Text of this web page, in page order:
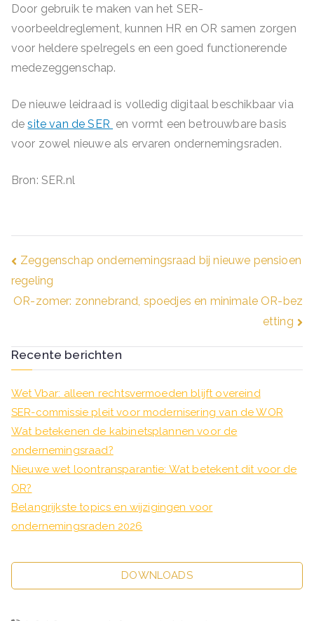
Door gebruik te maken van het SER-
voorbeeldreglement, kunnen HR en OR samen zorgen
voor heldere spelregels en een goed functionerende
medezeggenschap.
De nieuwe leidraad is volledig digitaal beschikbaar via
desite van de SER en vormt een betrouwbare basis
voor zowel nieuwe als ervaren ondernemingsraden.
Bron: SER.nl
Bericht
navigatie
Zeggenschap ondernemingsraad bij nieuwe pensioen
regeling
OR-zomer: zonnebrand, spoedjes en minimale OR-bez
etting
Recente berichten
Wet Vbar: alleen rechtsvermoeden blijft overeind
SER-commissie pleit voor modernisering van de WOR
Wat betekenen de kabinetsplannen voor de
ondernemingsraad?
Nieuwe wet loontransparantie: Wat betekent dit voor de
OR?
Belangrijkste topics en wijzigingen voor
ondernemingsraden 2026
DOWNLOADS